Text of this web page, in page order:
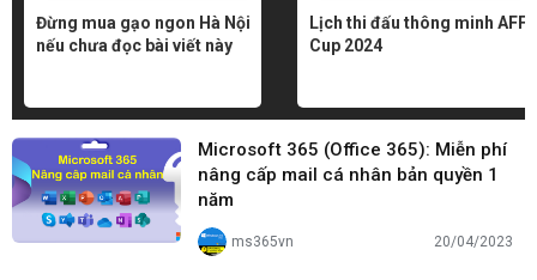
Đừng mua gạo ngon Hà Nội
nếu chưa đọc bài viết này
Lịch thi đấu thông minh AFF
Cup 2024
Microsoft 365 (Office 365): Miễn phí
nâng cấp mail cá nhân bản quyền 1
năm
ms365vn 20/04/2023